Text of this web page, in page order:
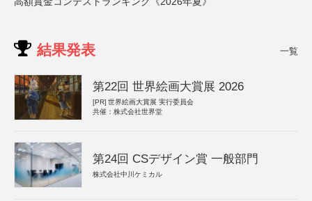
結果発表 一覧
第22回 世界絵画大賞展 2026
[PR] 世界絵画大賞展 実行委員会
共催：株式会社世界堂
第24回 CSデザイン賞 一般部門
株式会社中川ケミカル